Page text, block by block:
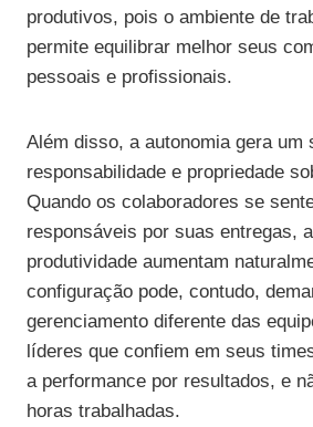
produtivos, pois o ambiente de
permite equilibrar melhor seus
pessoais e profissionais.
Além disso, a autonomia gera um
responsabilidade e propriedade
Quando os colaboradores se
responsáveis por suas entregas,
produtividade aumentam
configuração pode, contudo,
gerenciamento diferente das
líderes que confiem em seus
a performance por resultados, e
horas trabalhadas.